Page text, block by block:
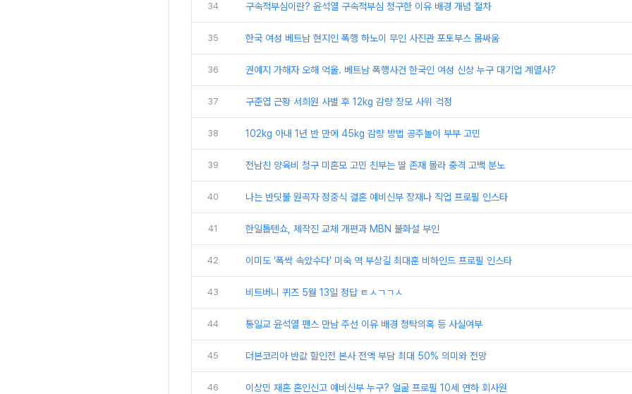
34 구속적부심이란? 윤석열 구속적부심 청구한 이유 배경 개념 절차
35 한국 여성 베트남 현지인 폭행 하노이 무인 사진관 포토부스 몸싸움
36 권예지 가해자 오해 억울. 베트남 폭행사건 한국인 여성 신상 누구 대기업 계열사?
37 구준엽 근황 서희원 사별 후 12kg 감량 장모 사위 걱정
38 102kg 아내 1년 반 만에 45kg 감량 방법 공주놀이 부부 고민
39 전남친 양육비 청구 미혼모 고민 친부는 딸 존재 몰라 충격 고백 분노
40 나는 반딧불 원곡자 정중식 결혼 예비신부 장재나 직업 프로필 인스타
41 한일톱텐쇼, 제작진 교체 개편과 MBN 불화설 부인
42 이미도 ‘폭싹 속았수다’ 미숙 역 부상길 최대훈 비하인드 프로필 인스타
43 비트버니 퀴즈 5월 13일 정답 ㅌㅅㄱㄱㅅ
44 통일교 윤석열 펜스 만남 주선 이유 배경 청탁의혹 등 사실여부
45 더본코리아 반값 할인전 본사 전액 부담 최대 50% 의미와 전망
46 이상민 재혼 혼인신고 예비신부 누구? 얼굴 프로필 10세 연하 회사원